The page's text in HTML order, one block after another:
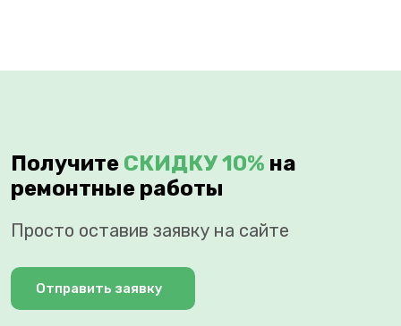
Получите СКИДКУ 10% на
ремонтные работы
Просто оставив заявку на сайте
Отправить заявку